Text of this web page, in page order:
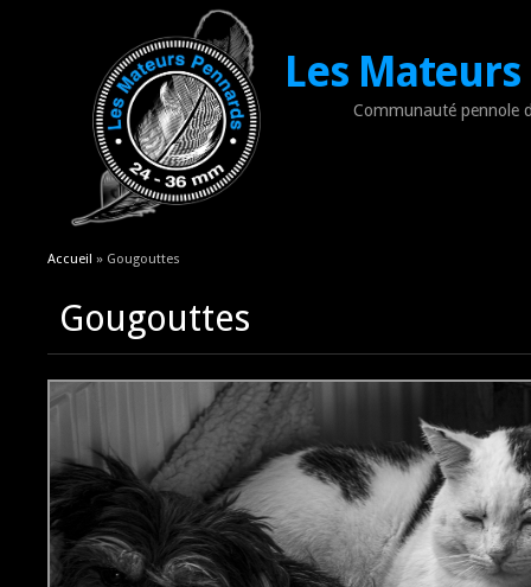
Les
Communauté pennole
Vous êtes ici
Accueil » Gougouttes
Gougouttes